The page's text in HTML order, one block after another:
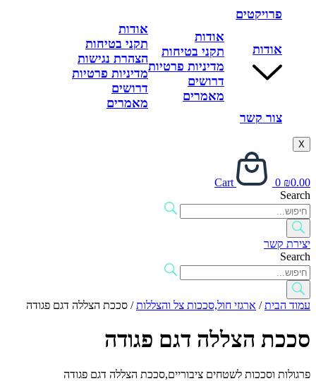
פרויקטים
אודות
אודות
תקני בטיחות
מדיניות פרטיות
דרושים
מאמרים
אודות
תקני בטיחות
הצהרת נגישות
מדיניות פרטיות
דרושים
מאמרים
צור קשר
X
₪0.00
0
Cart
Search
יצירת קשר
Search
עמוד הבית/ ארגזי חול,סככות צל והצללות/ סככת הצללה דגם פגודה
סככת הצללה דגם פגודה
פרגולות וסככות לשטחים ציבוריים,סככת הצללה דגם פגודה